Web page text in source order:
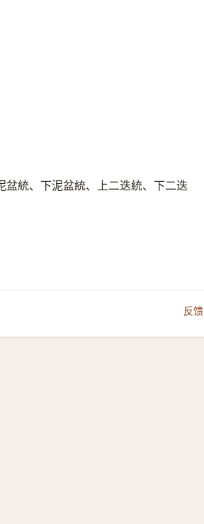
盆統、下泥盆統、上二迭統、下二迭
反馈